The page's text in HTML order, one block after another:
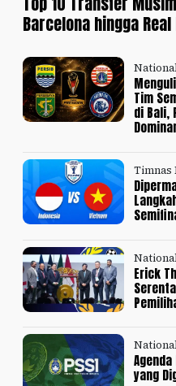
Barcelona hingga
Tim
di Bali,
Timnas
Erick
yang